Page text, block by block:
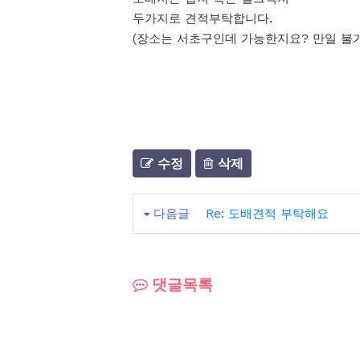
두가지로 견적부탁합니다.
(장소는 서초구인데 가능한지요? 만일 불
수정 삭제
다음글 Re: 도배견적 부탁해요
댓글목록